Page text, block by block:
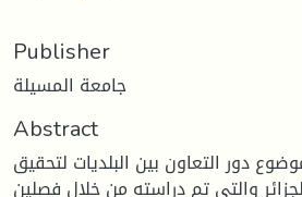
Publisher
جامعة المسيلة
Abstract
دور التعاون بين البلديات لتحقيق
والتي تم دراسته من خلال فصلين